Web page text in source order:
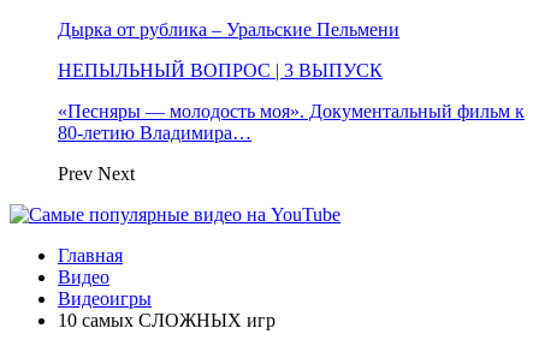
Дырка от рублика – Уральские Пельмени
НЕПЫЛЬНЫЙ ВОПРОС | 3 ВЫПУСК
«Песняры — молодость моя». Документальный фильм к
80-летию Владимира…
Prev Next
Главная
Видео
Видеоигры
10 самых СЛОЖНЫХ игр